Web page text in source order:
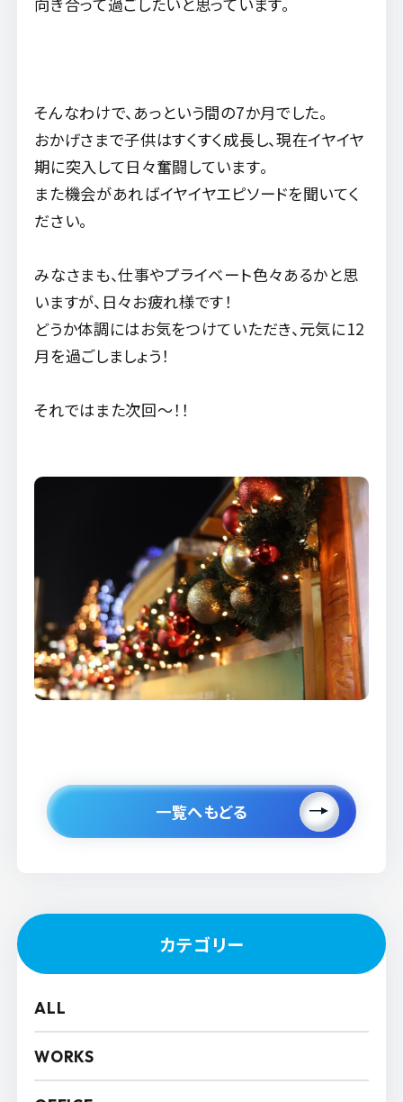
そんなわけで、あっという間の7か月でした。
おかげさまで子供はすくすく成長し、現在イヤイヤ
期に突入して日々奮闘しています。
また機会があればイヤイヤエピソードを聞いてく
ださい。
みなさまも、仕事やプライベート色々あるかと思
いますが、日々お疲れ様です！
どうか体調にはお気をつけていただき、元気に12
月を過ごしましょう！
それではまた次回～！！
一覧へもどる
カテゴリー
ALL
WORKS